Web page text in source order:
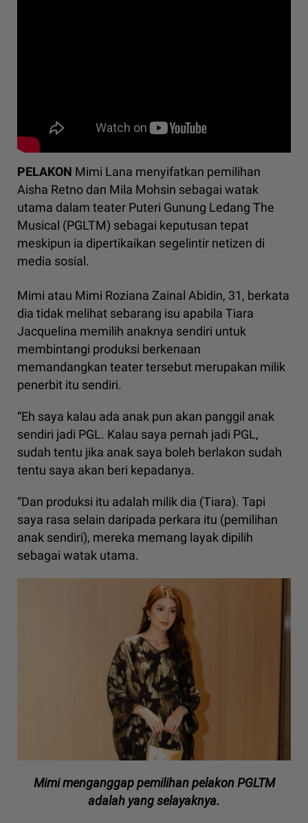
PELAKON Mimi Lana menyifatkan pemilihan
Aisha Retno dan Mila Mohsin sebagai watak
utama dalam teater Puteri Gunung Ledang The
Musical (PGLTM) sebagai keputusan tepat
meskipun ia dipertikaikan segelintir netizen di
media sosial.
Mimi atau Mimi Roziana Zainal Abidin, 31, berkata
dia tidak melihat sebarang isu apabila Tiara
Jacquelina memilih anaknya sendiri untuk
membintangi produksi berkenaan
memandangkan teater tersebut merupakan milik
penerbit itu sendiri.
“Eh saya kalau ada anak pun akan panggil anak
sendiri jadi PGL. Kalau saya pernah jadi PGL,
sudah tentu jika anak saya boleh berlakon sudah
tentu saya akan beri kepadanya.
“Dan produksi itu adalah milik dia (Tiara). Tapi
saya rasa selain daripada perkara itu (pemilihan
anak sendiri), mereka memang layak dipilih
sebagai watak utama.
Mimi menganggap pemilihan pelakon PGLTM
adalah yang selayaknya.